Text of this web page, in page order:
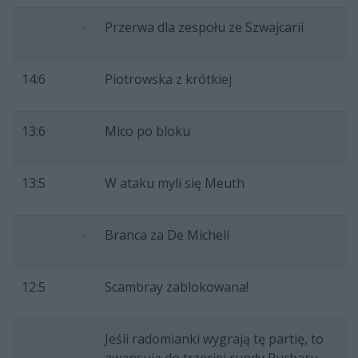
Przerwa dla zespołu ze Szwajcarii
14:6 Piotrowska z krótkiej
13:6 Mico po bloku
13:5 W ataku myli się Meuth
Branca za De Micheli
12:5 Scambray zablokowana!
Jeśli radomianki wygrają tę partię, to